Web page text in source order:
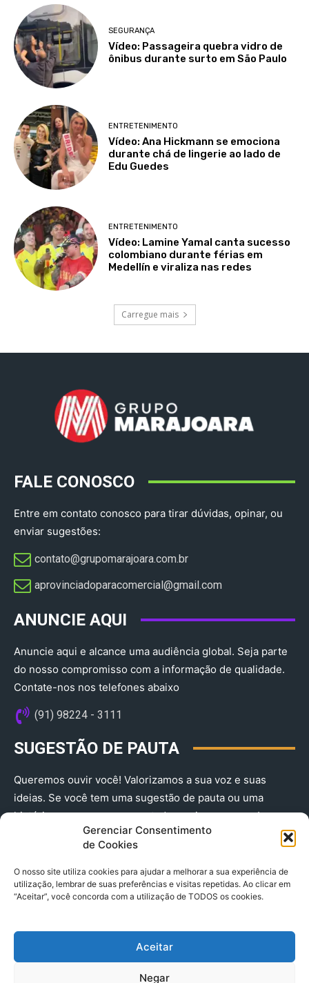
Gerenciar Consentimento
de Cookies
O nosso site utiliza cookies para ajudar a melhorar a sua experiência de
utilização, lembrar de suas preferências e visitas repetidas. Ao clicar em
“Aceitar”, você concorda com a utilização de TODOS os cookies.
Aceitar
Negar
SEGURANÇA
Vídeo: Passageira quebra vidro de
ônibus durante surto em São Paulo
ENTRETENIMENTO
Vídeo: Ana Hickmann se emociona
durante chá de lingerie ao lado de
Edu Guedes
ENTRETENIMENTO
Vídeo: Lamine Yamal canta sucesso
colombiano durante férias em
Medellín e viraliza nas redes
Carregue mais
FALE CONOSCO
Entre em contato conosco para tirar dúvidas, opinar, ou
enviar sugestões:
contato@grupomarajoara.com.br
aprovinciadoparacomercial@gmail.com​
ANUNCIE AQUI
Anuncie aqui e alcance uma audiência global. Seja parte
do nosso compromisso com a informação de qualidade.
Contate-nos nos telefones abaixo
(91) 98224 - 3111
SUGESTÃO DE PAUTA
Queremos ouvir você! Valorizamos a sua voz e suas
ideias. Se você tem uma sugestão de pauta ou uma
história que merece ser contada, envie-nos agora!
(91) 98224 - 3111
© 2025 A Província do Pará CNPJ: 04.901.141/0001-36 End .
Trav. Quintino Bocaiuva 2301, Ed. Rogério Fernandez – Sala